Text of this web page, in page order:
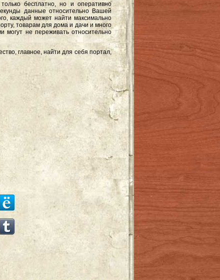
бесплатно, но и оперативно
данные относительно Вашей
каждый может найти максимально
товарам для дома и дачи и много
не переживать относительно
главное, найти для себя портал,